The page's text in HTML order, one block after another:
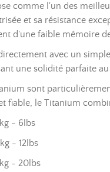
comme l'un des
et sa résistance
d'une faible mémoire
avec un
une solidité parfaite
sont
fiable, le Titanium
- 6lbs
- 12lbs
- 20lbs